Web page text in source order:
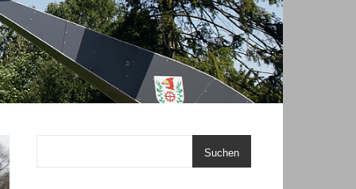
Suchen